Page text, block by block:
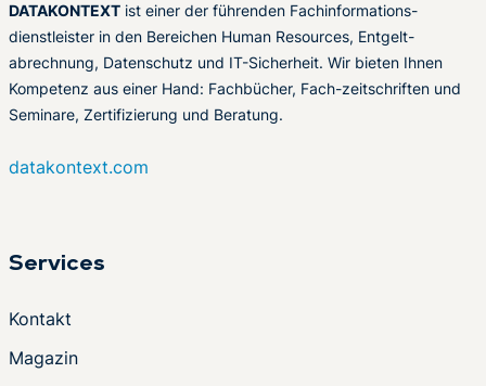
DATAKONTEXT ist einer der führenden Fachinformations-
dienstleister in den Bereichen Human Resources, Entgelt-
abrechnung, Datenschutz und IT-Sicherheit. Wir bieten Ihnen
Kompetenz aus einer Hand: Fachbücher, Fach-zeitschriften und
Seminare, Zertifizierung und Beratung.
datakontext.com
Services
Kontakt
Magazin